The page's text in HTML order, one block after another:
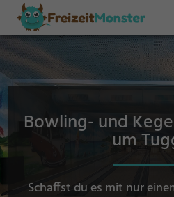
Bowling- und
um
Schaffst du es mit nur